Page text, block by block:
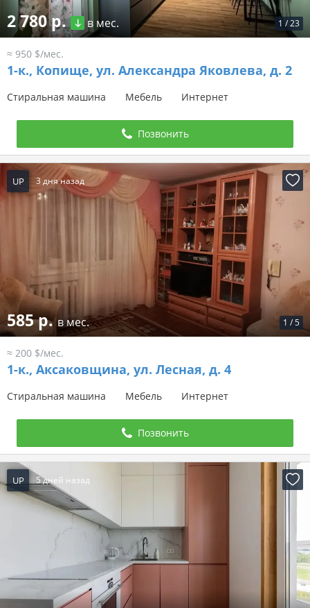
1 /23
2 780 р. в мес.
≈ 950 $/мес.
1-к., Копище, ул. Александра Яковлева, д. 2
Стиральная машина Мебель Интернет
Позвонить
UP 3 дня назад
1 /5
585 р.в мес.
≈ 200 $/мес.
1-к., Аксаковщина, ул. Лесная, д. 4
Стиральная машина Мебель Интернет
Позвонить
UP 5 дней назад